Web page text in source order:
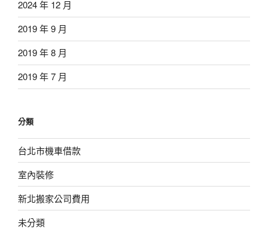
2024 年 12 月
2019 年 9 月
2019 年 8 月
2019 年 7 月
分類
台北市機車借款
室內裝修
新北搬家公司費用
未分類